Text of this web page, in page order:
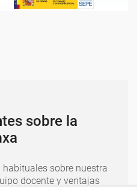
sobre la
sobre nuestra
docente y ventajas